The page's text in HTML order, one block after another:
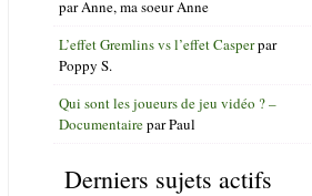
parAnne, ma soeur Anne
L’effet Gremlins vs l’effet Casperpar
Poppy S.
Qui sont les joueurs de jeu vidéo ? –
DocumentaireparPaul
Derniers sujets actifs